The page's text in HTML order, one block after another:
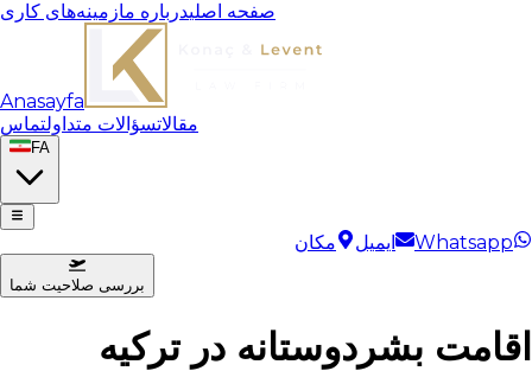
صفحه اصلیدرباره مازمینه‌های کاری
Anasayfa
مقالاتسؤالات متداولتماس
FA
Whatsapp ایمیل مکان
بررسی صلاحیت شما
اقامت بشردوستانه در ترکیه